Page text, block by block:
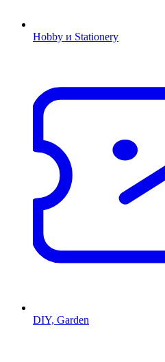
Hobby и Stationery
DIY, Garden